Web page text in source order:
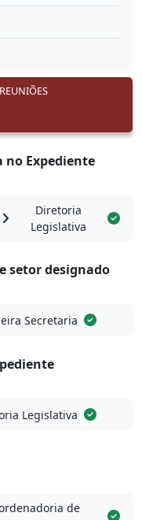
REUNIÕES
Expediente
Diretoria
Legislativa
setor designado
Secretaria
Legislativa
de